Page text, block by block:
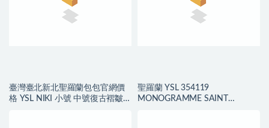
臺灣臺北新北聖羅蘭包包官網價
格 YSL NIKI 小號 中號復古褶皺真
聖羅蘭 YSL 354119
MONOGRAMME SAINT